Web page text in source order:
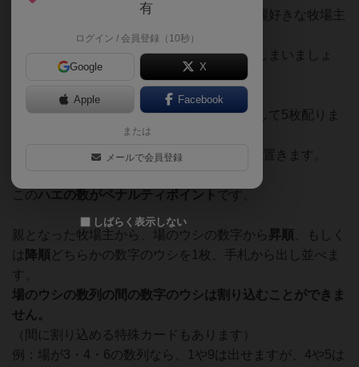
あなたは清潔なウシで牧場を満たしたい綺麗好きな牧場主
不潔なハエはライバルの牧場に押し付けてしまいましょ
ウシカードをよくきり、各牧場主に手札として5枚配りま
手札は終始5枚）
残りは全て山札となり、山札から1枚を場に置きます。
この ハエの数がペナルティポイント です。
親となった牧場主から、場のウシの数字から 昇順 、もしく
は 降順どちらかの数字のウシを1枚、手札から出し並べま
す。
場のウシの数列の間の数字のウシは割り込むことができま
せん。
（間に割り込める特殊カードもあります）
例：場が3・4・6の数列なら、1や9は出せますが、4や5は
有
ログイン / 会員登録（10秒）
Google X
Apple Facebook
または
メールで会員登録
しばらく表示しない